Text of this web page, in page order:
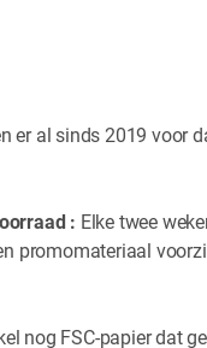
er al sinds 2019 voor
: Elke twee
promomateriaal
nog FSC-papier dat